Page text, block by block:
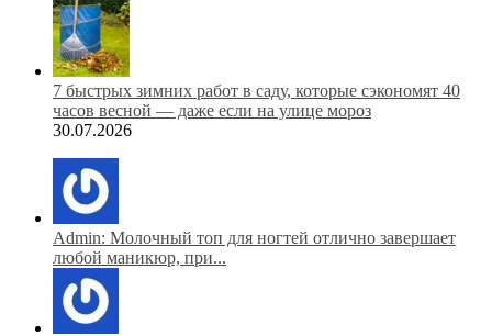
7 быстрых зимних работ в саду, которые сэкономят 40
часов весной — даже если на улице мороз
30.07.2026
Admin: Молочный топ для ногтей отлично завершает
любой маникюр, при...